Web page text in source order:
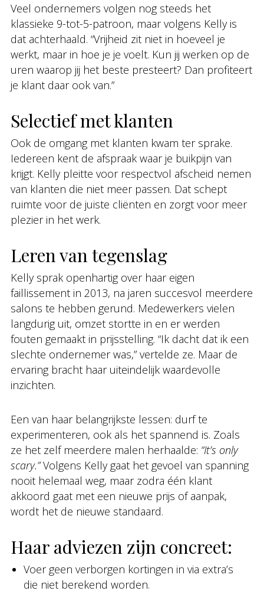
Veel ondernemers volgen nog steeds het
klassieke 9-tot-5-patroon, maar volgens Kelly is
dat achterhaald. “Vrijheid zit niet in hoeveel je
werkt, maar in hoe je je voelt. Kun jij werken op de
uren waarop jij het beste presteert? Dan profiteert
je klant daar ook van.”
Selectief met klanten
Ook de omgang met klanten kwam ter sprake.
Iedereen kent de afspraak waar je buikpijn van
krijgt. Kelly pleitte voor respectvol afscheid nemen
van klanten die niet meer passen. Dat schept
ruimte voor de juiste cliënten en zorgt voor meer
plezier in het werk.
Leren van tegenslag
Kelly sprak openhartig over haar eigen
faillissement in 2013, na jaren succesvol meerdere
salons te hebben gerund. Medewerkers vielen
langdurig uit, omzet stortte in en er werden
fouten gemaakt in prijsstelling. “Ik dacht dat ik een
slechte ondernemer was,” vertelde ze. Maar de
ervaring bracht haar uiteindelijk waardevolle
inzichten.
Een van haar belangrijkste lessen: durf te
experimenteren, ook als het spannend is. Zoals
ze het zelf meerdere malen herhaalde: “It’s only
scary.”Volgens Kelly gaat het gevoel van spanning
nooit helemaal weg, maar zodra één klant
akkoord gaat met een nieuwe prijs of aanpak,
wordt het de nieuwe standaard.
Haar adviezen zijn concreet:
Voer geen verborgen kortingen in via extra’s
die niet berekend worden.